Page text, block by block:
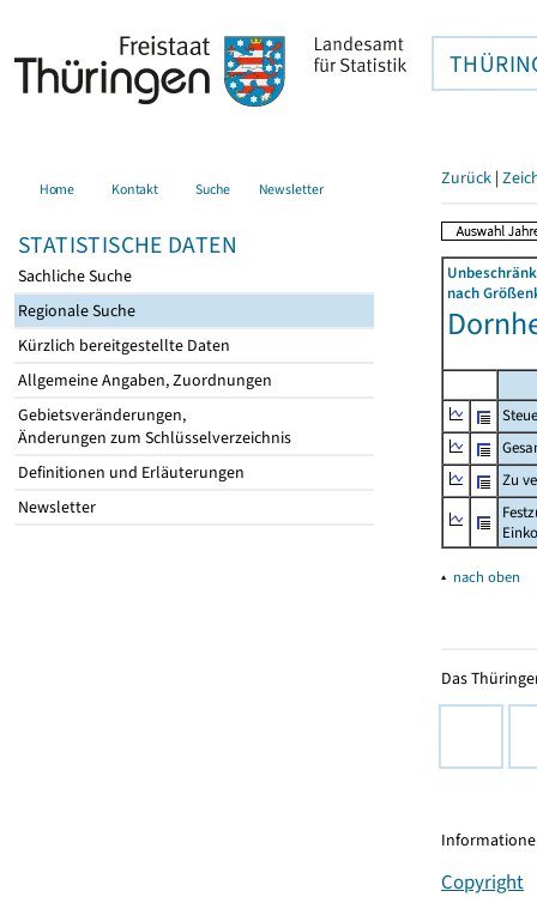
Home Kontakt Suche Newsletter
STATISTISCHE DATEN
Sachliche Suche
Regionale Suche
Kürzlich bereitgestellte Daten
Allgemeine Angaben, Zuordnungen
Gebietsveränderungen,
Änderungen zum Schlüsselverzeichnis
Definitionen und Erläuterungen
Newsletter
Zurück |
nach
Zu
▴ nach oben
Das
Copyright